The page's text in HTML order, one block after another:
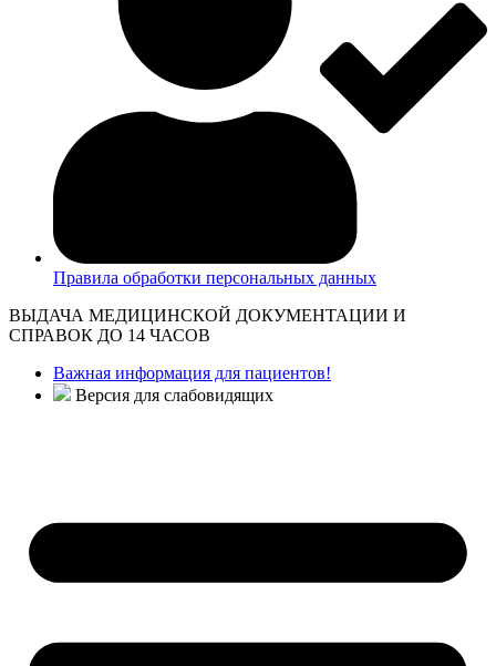
Правила обработки персональных данных
ВЫДАЧА МЕДИЦИНСКОЙ ДОКУМЕНТАЦИИ И
СПРАВОК ДО 14 ЧАСОВ
Важная информация для пациентов!
Версия для слабовидящих